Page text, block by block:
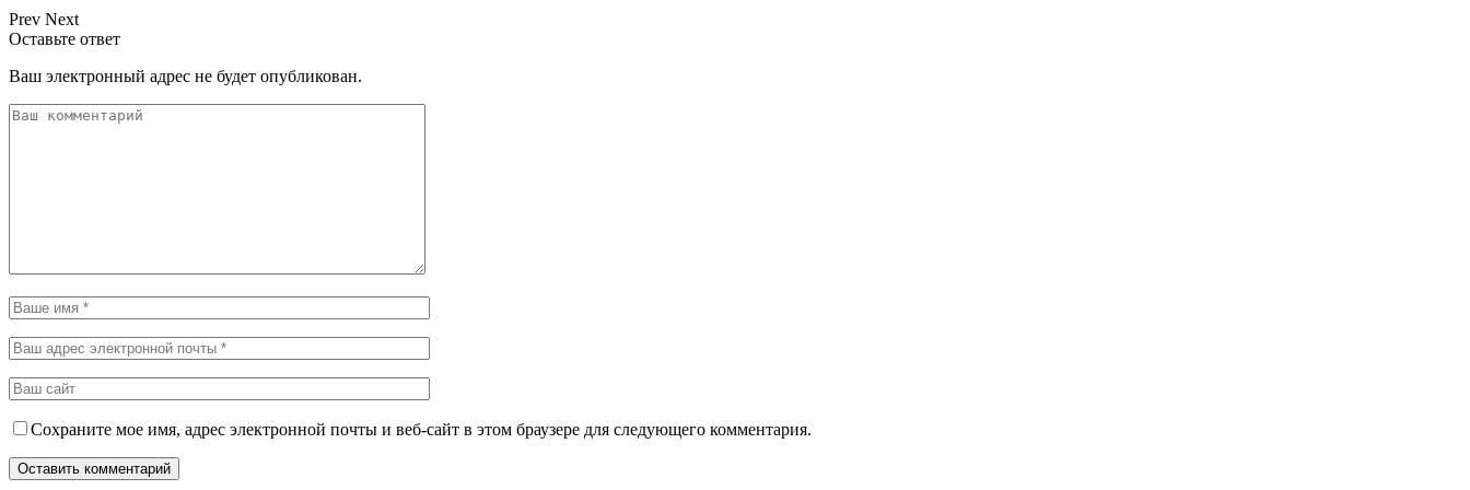
Prev Next
Оставьте ответ
Ваш электронный адрес не будет опубликован.
Сохраните мое имя, адрес электронной почты и веб-сайт в этом браузере для следующего комментария.